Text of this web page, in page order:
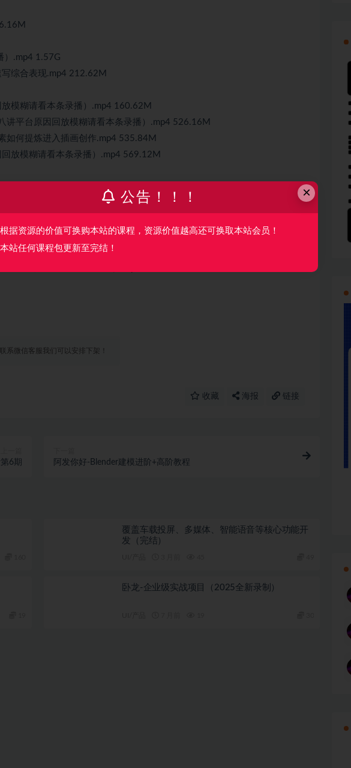
）.mp4 1.57G
综合表现.mp4 212.62M
模糊请看本条录播）.mp4 160.62M
平台原因回放模糊请看本条录播）.mp4 526.16M
如何提炼进入插画创作.mp4 535.84M
放模糊请看本条录播）.mp4 569.12M
1.53G
整演示从速写素材到创作过程.mp4 498.74M
的》.mp4 2.62G
放模糊请看本条录播）.mp4 1.15G
因回放模糊请看本条录播）.mp4 681.07M
系微信客服我们可以安排下架！
收藏 海报 链接
6期 阿发你好-Blender建模进阶+高阶教程
覆盖车载投屏、多媒体、智能语音等核心功能开
发（完结）
卧龙-企业级实战项目（2025全新录制）
×
公告！！！
根据资源的价值可换购本站的课程，资源价值越高还可换取本站会员！
本站任何课程包更新至完结！